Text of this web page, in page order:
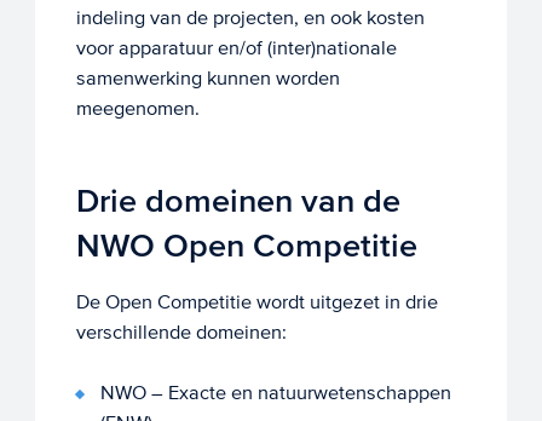
indeling van de projecten, en ook kosten
voor apparatuur en/of (inter)nationale
samenwerking kunnen worden
meegenomen.
Drie domeinen van de
NWO Open Competitie
De Open Competitie wordt uitgezet in drie
verschillende domeinen:
NWO – Exacte en natuurwetenschappen